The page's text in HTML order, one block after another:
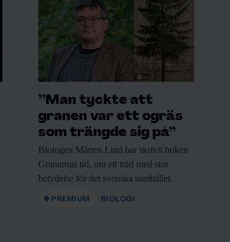
”Man tyckte att
granen var ett ogräs
som trängde sig på”
Biologen Mårten Lind har skrivit boken
Granarnas tid, om ett träd med stor
betydelse för det svenska samhället.
PREMIUM BIOLOGI